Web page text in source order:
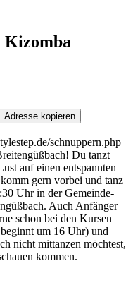
Kizomba
Adresse kopieren
schnuppern.php
Du tanzt
auf einen entspannten
gern vorbei und tanz
Uhr in der Gemeinde-
Auch Anfänger
schon bei den Kursen
um 16 Uhr) und
nicht mittanzen möchtest,
kommen.